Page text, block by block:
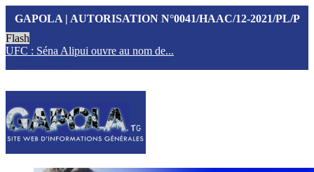
GAPOLA | AUTORISATION N°0041/HAAC/12-2021/PL/P
Flash
UFC : Séna Alipui ouvre au nom de...